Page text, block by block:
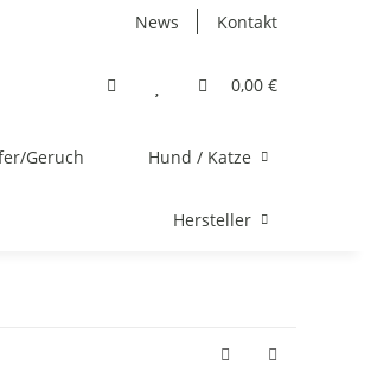
News Kontakt
0,00 €
Geruch Hund / Katze
Hersteller